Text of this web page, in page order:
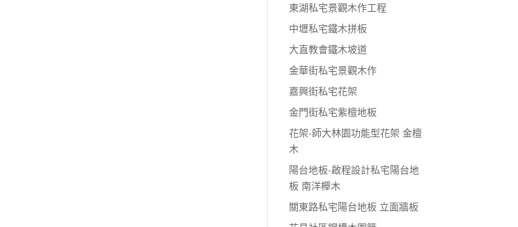
東湖私宅景觀木作工程
中壢私宅鐵木拼板
大直教會鐵木坡道
金華街私宅景觀木作
嘉興街私宅花架
金門街私宅紫檀地板
花架-師大林園功能型花架 金檀
木
陽台地板-啟程設計私宅陽台地
板 南洋櫸木
關東路私宅陽台地板 立面牆板